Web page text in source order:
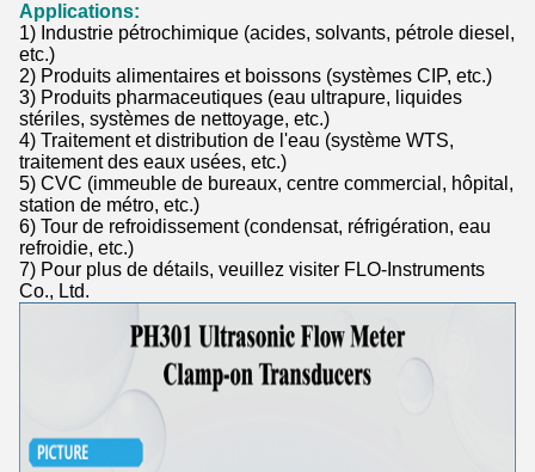
Applications:
1) Industrie pétrochimique (acides, solvants, pétrole diesel,
etc.)
2) Produits alimentaires et boissons (systèmes CIP, etc.)
3) Produits pharmaceutiques (eau ultrapure, liquides
stériles, systèmes de nettoyage, etc.)
4) Traitement et distribution de l'eau (système WTS,
traitement des eaux usées, etc.)
5) CVC (immeuble de bureaux, centre commercial, hôpital,
station de métro, etc.)
6) Tour de refroidissement (condensat, réfrigération, eau
refroidie, etc.)
7) Pour plus de détails, veuillez visiter FLO-Instruments
Co., Ltd.